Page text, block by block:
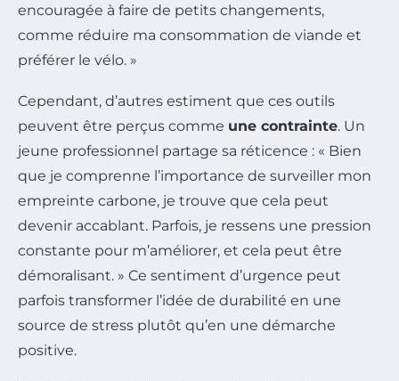
encouragée à faire de petits changements,
comme réduire ma consommation de viande et
préférer le vélo. »
Cependant, d’autres estiment que ces outils
peuvent être perçus comme une contrainte. Un
jeune professionnel partage sa réticence : « Bien
que je comprenne l’importance de surveiller mon
empreinte carbone, je trouve que cela peut
devenir accablant. Parfois, je ressens une pression
constante pour m’améliorer, et cela peut être
démoralisant. » Ce sentiment d’urgence peut
parfois transformer l’idée de durabilité en une
source de stress plutôt qu’en une démarche
positive.